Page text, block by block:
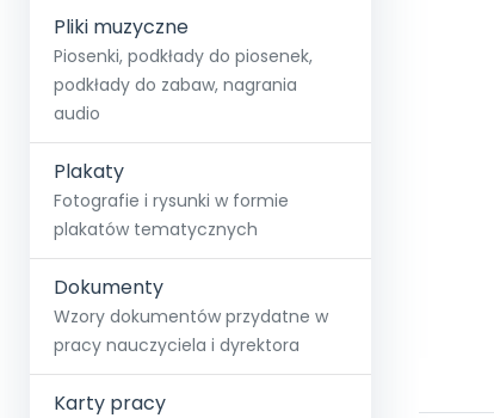
Pliki muzyczne
Piosenki, podkłady do piosenek,
podkłady do zabaw, nagrania
audio
Plakaty
Fotografie i rysunki w formie
plakatów tematycznych
Dokumenty
Wzory dokumentów przydatne w
pracy nauczyciela i dyrektora
Karty pracy